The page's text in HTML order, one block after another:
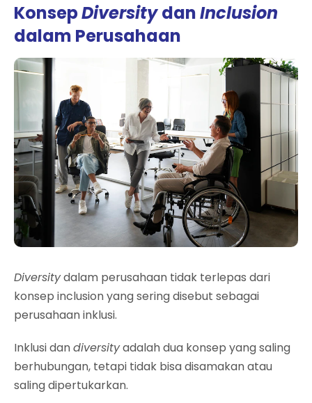
KonsepDiversitydanInclusion
dalam Perusahaan
Diversitydalam perusahaan tidak terlepas dari
konsep inclusion yang sering disebut sebagai
perusahaan inklusi.
Inklusi dandiversityadalah dua konsep yang saling
berhubungan, tetapi tidak bisa disamakan atau
saling dipertukarkan.